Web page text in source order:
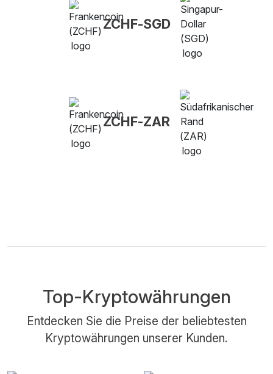
ZCHF-SGD
ZCHF-ZAR
Top-Kryptowährungen
Entdecken Sie die Preise der beliebtesten
Kryptowährungen unserer Kunden.